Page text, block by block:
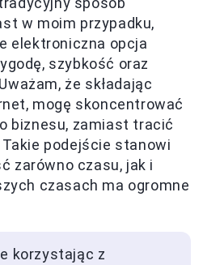
w moim przypadku,
elektroniczna opcja
szybkość oraz
że składając
mogę skoncentrować
biznesu, zamiast tracić
podejście stanowi
zarówno czasu, jak i
czasach ma ogromne
korzystając z